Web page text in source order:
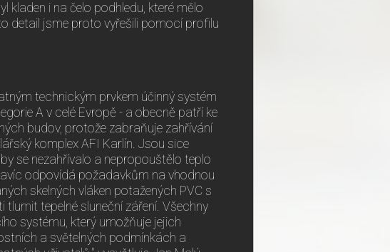
kladen i na čelo podhledu, které mělo
detail jsme proto vyřešili pomocí profilu
technickým prvkem účinný systém
A v celé Evropě - a obecně patří ke
budov, protože zabraňuje zahřívání
komplex AFI Karlín. Jsou sice
se nezahřívalo a nepropouštělo teplo
odpovídá požadavkům na vhodnou
skelných vláken potažených PVC s
tepelné sluneční záření. Všechny
systému, který umožňuje jejich
a světelných podmínkách a